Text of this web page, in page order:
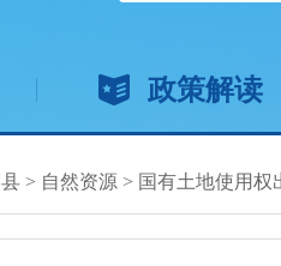
政策解读
> 自然资源 > 国有土地使用权